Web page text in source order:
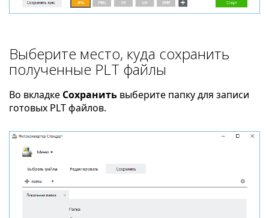
Выберите место, куда сохранить
полученные PLT файлы
Во вкладке Сохранить выберите папку для записи
готовых PLT файлов.